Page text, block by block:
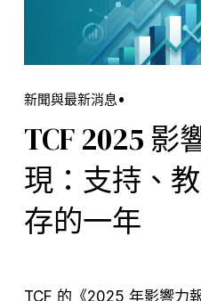
新聞與最新消息
TCF 2025 影
現：支持、
存的一年
TCF 的《2025 年影響力